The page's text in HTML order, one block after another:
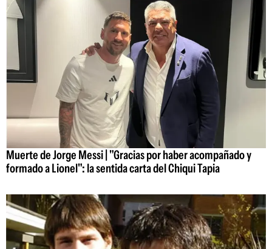
Muerte de Jorge Messi | "Gracias por haber acompañado y
formado a Lionel": la sentida carta del Chiqui Tapia